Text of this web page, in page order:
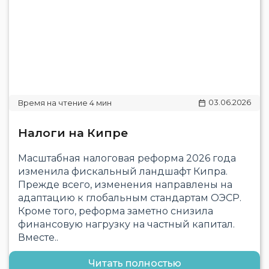
03.06.2026
Налоги на Кипре
Масштабная налоговая реформа 2026 года
изменила фискальный ландшафт Кипра.
Прежде всего, изменения направлены на
адаптацию к глобальным стандартам ОЭСР.
Кроме того, реформа заметно снизила
финансовую нагрузку на частный капитал.
Вместе..
Читать полностью